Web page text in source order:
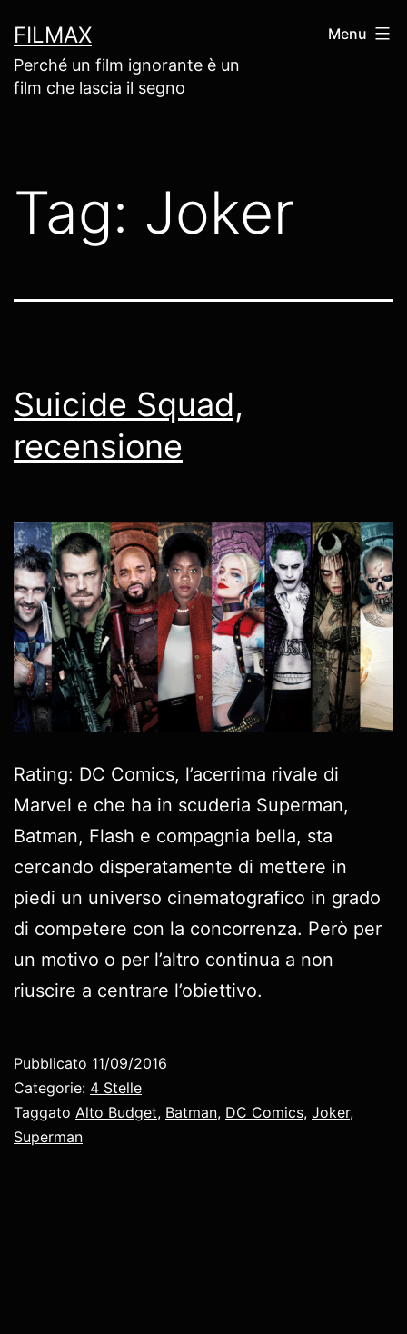
contenuto
FILMAX
Perché un film ignorante è un
film che lascia il segno
Menu
Tag: Joker
Suicide Squad,
recensione
Rating: DC Comics, l’acerrima rivale di
Marvel e che ha in scuderia Superman,
Batman, Flash e compagnia bella, sta
cercando disperatamente di mettere in
piedi un universo cinematografico in grado
di competere con la concorrenza. Però per
un motivo o per l’altro continua a non
riuscire a centrare l’obiettivo.
Pubblicato 11/09/2016
Categorie: 4 Stelle
Taggato Alto Budget, Batman, DC Comics, Joker,
Superman